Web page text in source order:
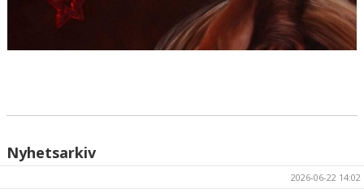
Nyhetsarkiv
2026-06-22 14:02